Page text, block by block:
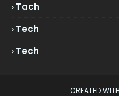
Tach
Tech
Tech
CREATED WITH